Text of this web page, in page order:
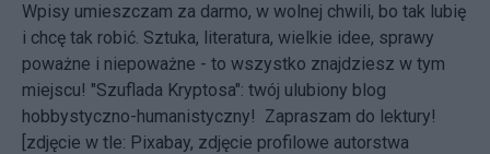
Wpisy umieszczam za darmo, w wolnej chwili, bo tak lubię
i chcę tak robić. Sztuka, literatura, wielkie idee, sprawy
poważne i niepoważne - to wszystko znajdziesz w tym
miejscu! "Szuflada Kryptosa": twój ulubiony blog
hobbystyczno-humanistyczny! Zapraszam do lektury!
[zdjęcie w tle: Pixabay, zdjęcie profilowe autorstwa